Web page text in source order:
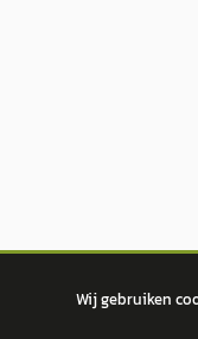
Wij gebruiken